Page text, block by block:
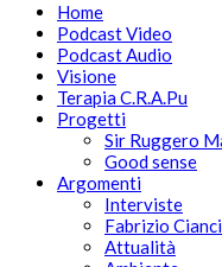
Home
Podcast Video
Podcast Audio
Visione
Terapia C.R.A.Pu
Progetti
Sir Ruggero
Good sense
Argomenti
Interviste
Fabrizio
Attualità